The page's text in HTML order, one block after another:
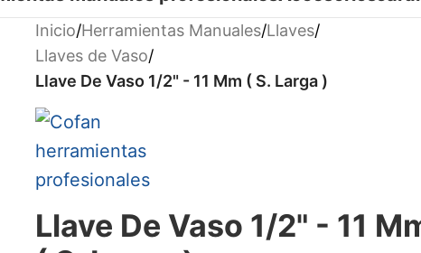
Inicio/Herramientas Manuales/Llaves/
Llaves de Vaso/
Llave De Vaso 1/2" - 11 Mm ( S. Larga )
Llave De Vaso 1/2" - 11